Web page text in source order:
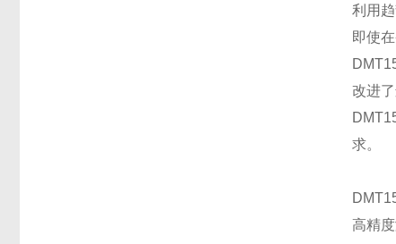
利用
即使
改进
求。
高精